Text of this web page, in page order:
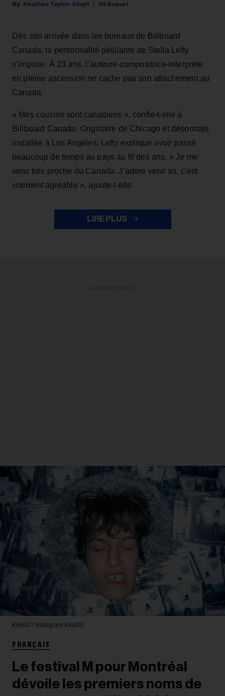
Heather Taylor-Singh 05 August
Dès son arrivée dans les bureaux de Billboard
Canada, la personnalité pétillante de Stella Lefty
s’impose. À 23 ans, l’auteure-compositrice-interprète
en pleine ascension ne cache pas son attachement au
Canada.
« Mes cousins sont canadiens », confie-t-elle à
Billboard Canada. Originaire de Chicago et désormais
installée à Los Angeles, Lefty explique avoir passé
beaucoup de temps au pays au fil des ans. « Je me
sens très proche du Canada. J’adore venir ici, c’est
vraiment agréable », ajoute-t-elle.
LIRE PLUS
Kinji00 / Instagram Kinji00
FRANÇAIS
Le festival M pour Montréal
dévoile les premiers noms de